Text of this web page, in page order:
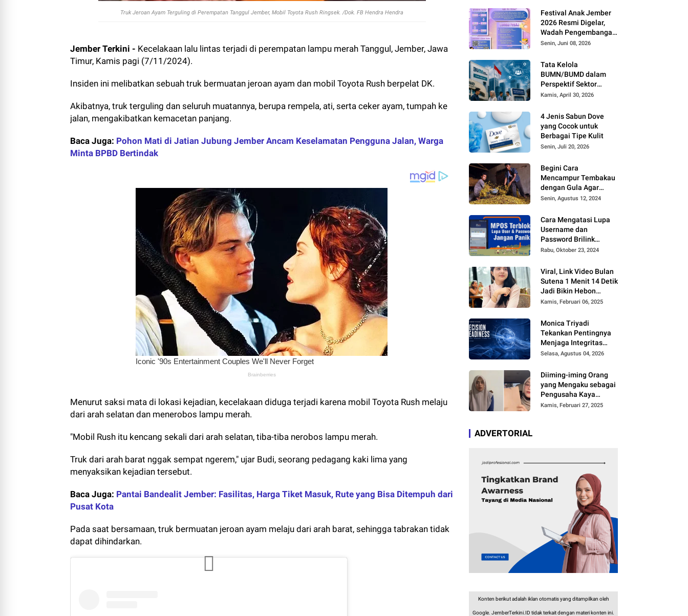
Truk Jeroan Ayam Terguling di Perempatan Tanggul Jember, Mobil Toyota Rush Ringsek. /Dok. FB Hendra Hendra
Jember Terkini - Kecelakaan lalu lintas terjadi di perempatan lampu merah Tanggul, Jember, Jawa
Timur, Kamis pagi (7/11/2024).
Insiden ini melibatkan sebuah truk bermuatan jeroan ayam dan mobil Toyota Rush berpelat DK.
Akibatnya, truk terguling dan seluruh muatannya, berupa rempela, ati, serta ceker ayam, tumpah ke
jalan, mengakibatkan kemacetan panjang.
Baca Juga: Pohon Mati di Jatian Jubung Jember Ancam Keselamatan Pengguna Jalan, Warga
Minta BPBD Bertindak
Menurut saksi mata di lokasi kejadian, kecelakaan diduga terjadi karena mobil Toyota Rush melaju
dari arah selatan dan menerobos lampu merah.
"Mobil Rush itu kencang sekali dari arah selatan, tiba-tiba nerobos lampu merah.
Truk dari arah barat nggak sempat ngerem," ujar Budi, seorang pedagang kaki lima yang
menyaksikan kejadian tersebut.
Baca Juga: Pantai Bandealit Jember: Fasilitas, Harga Tiket Masuk, Rute yang Bisa Ditempuh dari
Pusat Kota
Pada saat bersamaan, truk bermuatan jeroan ayam melaju dari arah barat, sehingga tabrakan tidak
dapat dihindarkan.
Festival Anak Jember
2026 Resmi Digelar,
Wadah Pengembangan
Bakat dan Kreativitas
Senin, Juni 08, 2026
Tata Kelola
BUMN/BUMD dalam
Perspektif Sektor
Publik
Kamis, April 30, 2026
4 Jenis Sabun Dove
yang Cocok untuk
Berbagai Tipe Kulit
Senin, Juli 20, 2026
Begini Cara
Mencampur Tembakau
dengan Gula Agar
Timbul Aroma dan
Senin, Agustus 12, 2024
Cara Mengatasi Lupa
Username dan
Password Brilink
Mobile atau MyBRILink
Harus Membayar Jasa
Rabu, Oktober 23, 2024
Viral, Link Video Bulan
Sutena 1 Menit 14 Detik
Jadi Bikin Hebon
Netizen, Banyak yang
Kamis, Februari 06, 2025
Monica Triyadi
Tekankan Pentingnya
Menjaga Integritas
Informasi dalam Riset
Selasa, Agustus 04, 2026
Diiming-iming Orang
yang Mengaku sebagai
Pengusaha Kaya
Kalimantan, Bu Guru
Kamis, Februari 27, 2025
ADVERTORIAL
Konten berikut adalah iklan otomatis yang ditampilkan oleh
Google. JemberTerkini.ID tidak terkait dengan materi konten ini.